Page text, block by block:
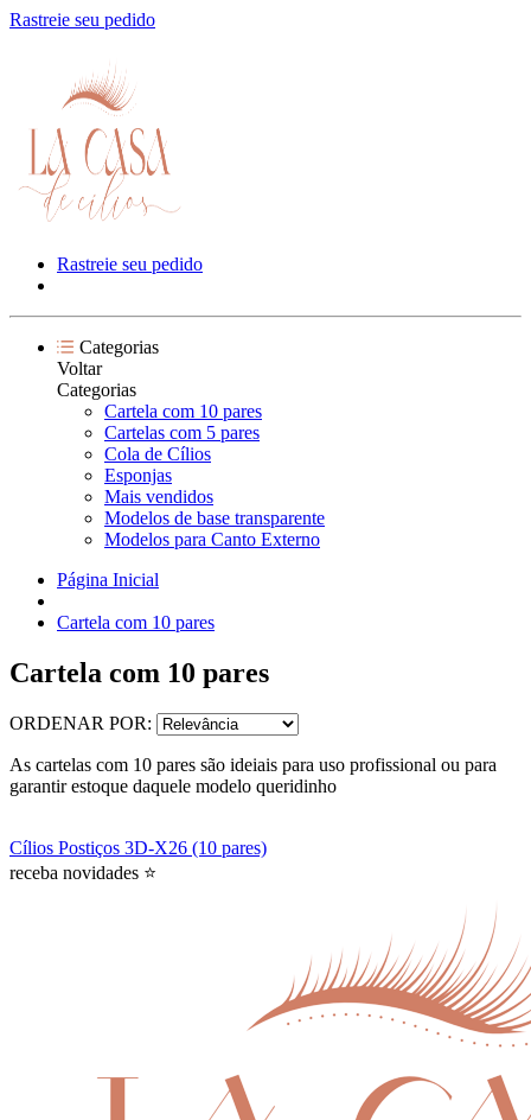
Rastreie seu pedido
Rastreie seu pedido
Categorias
Voltar
Categorias
Cartela com 10 pares
Cartelas com 5 pares
Cola de Cílios
Esponjas
Mais vendidos
Modelos de base transparente
Modelos para Canto Externo
Página Inicial
Cartela com 10 pares
Cartela com 10 pares
ORDENAR POR:
As cartelas com 10 pares são ideiais para uso profissional ou para
garantir estoque daquele modelo queridinho
Cílios Postiços 3D-X26 (10 pares)
receba novidades ⭐